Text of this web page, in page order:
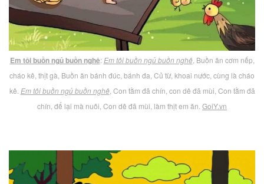
Em tôi buồn ngủ buồn nghê: Em tôi buồn ngủ buồn nghê, Buồn ăn cơm nếp,
cháo kê, thịt gà, Buồn ăn bánh đúc, bánh đa, Củ từ, khoai nước, cùng là cháo
kê. Em tôi buồn ngủ buồn nghê, Con tằm đã chín, con dê đã mùi, Con tằm đã
chín, để lại mà nuôi, Con dê đã mùi, làm thịt em ăn. GoiY.vn